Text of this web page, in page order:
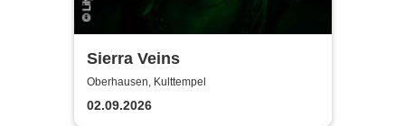
Sierra Veins
Oberhausen, Kulttempel
02.09.2026